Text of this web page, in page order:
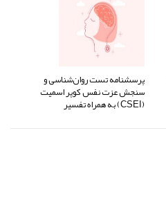
پرسشنامه تست روان‌شناسی و
سنجش عزت نفس کوپر اسمیت
(CSEI) به همراه تفسیر